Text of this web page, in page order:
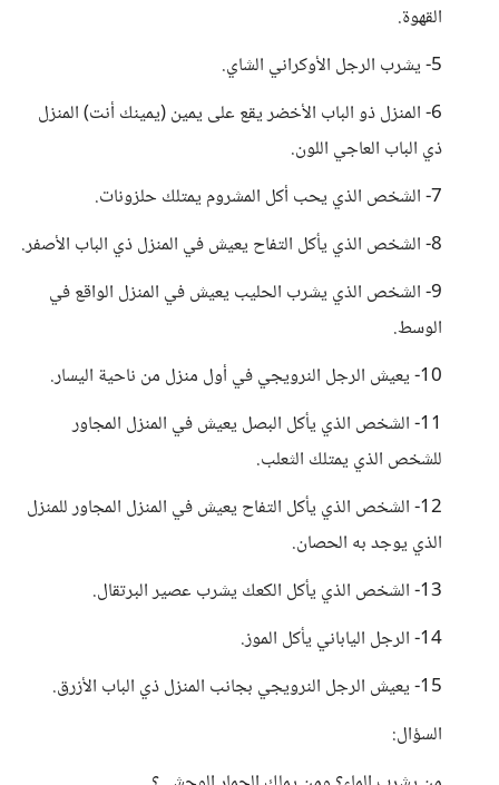
القهوة.
5- يشرب الرجل الأوكراني الشاي.
6- المنزل ذو الباب الأخضر يقع على يمين (يمينك أنت) المنزل
ذي الباب العاجي اللون.
7- الشخص الذي يحب أكل المشروم يمتلك حلزونات.
8- الشخص الذي يأكل التفاح يعيش في المنزل ذي الباب الأصفر.
9- الشخص الذي يشرب الحليب يعيش في المنزل الواقع في
الوسط.
10- يعيش الرجل النرويجي في أول منزل من ناحية اليسار.
11- الشخص الذي يأكل البصل يعيش في المنزل المجاور
للشخص الذي يمتلك الثعلب.
12- الشخص الذي يأكل التفاح يعيش في المنزل المجاور للمنزل
الذي يوجد به الحصان.
13- الشخص الذي يأكل الكعك يشرب عصير البرتقال.
14- الرجل الياباني يأكل الموز.
15- يعيش الرجل النرويجي بجانب المنزل ذي الباب الأزرق.
السؤال: